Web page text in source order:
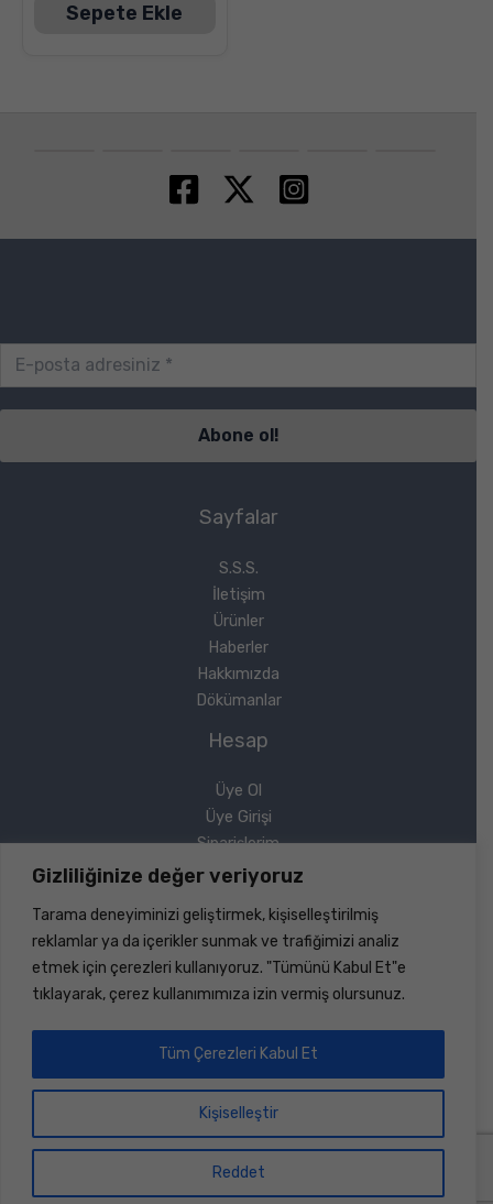
Gizliliğinize değer veriyoruz
Tarama deneyiminizi geliştirmek, kişiselleştirilmiş
reklamlar ya da içerikler sunmak ve trafiğimizi analiz
etmek için çerezleri kullanıyoruz. "Tümünü Kabul Et"e
tıklayarak, çerez kullanımımıza izin vermiş olursunuz.
Kişiselleştir
Reddet
Tüm Çerezleri Kabul Et
Sepete Ekle
Sayfalar
S.S.S.
İletişim
Ürünler
Haberler
Hakkımızda
Dökümanlar
Hesap
Üye Ol
Üye Girişi
Siparişlerim
Sipariş Takip
Yasal
Gizlilik Politikası
Copyright © 2026 Sinerji Rulman | Her Hakkı Saklıdır |
Dizayn ve KodlamaBilişim Marketi